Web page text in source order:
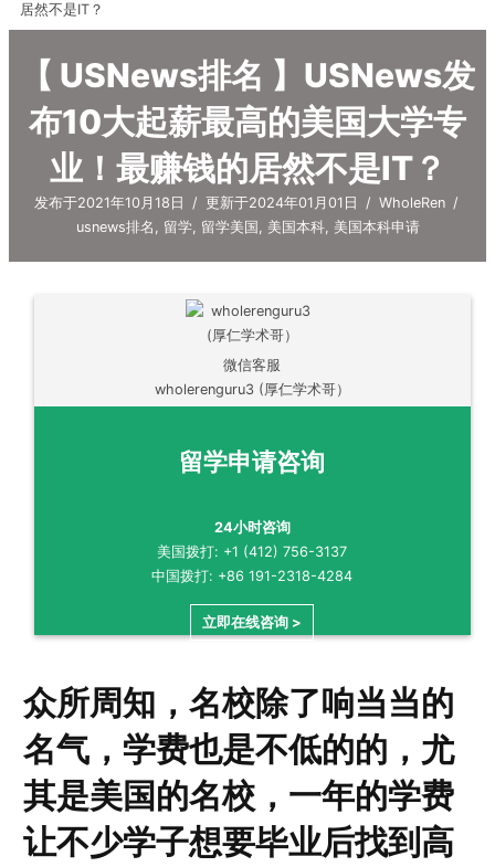
居然不是IT？
【 USNews排名 】USNews发
布10大起薪最高的美国大学专
业！最赚钱的居然不是IT？
发布于2021年10月18日 / 更新于2024年01月01日 / WholeRen /
usnews排名 , 留学, 留学美国 , 美国本科, 美国本科申请
微信客服
wholerenguru3 (厚仁学术哥）
留学申请咨询
24小时咨询
美国拨打: +1 (412) 756-3137
中国拨打: +86 191-2318-4284
立即在线咨询 >
众所周知，名校除了响当当的
名气，学费也是不低的的，尤
其是美国的名校，一年的学费
让不少学子想要毕业后找到高